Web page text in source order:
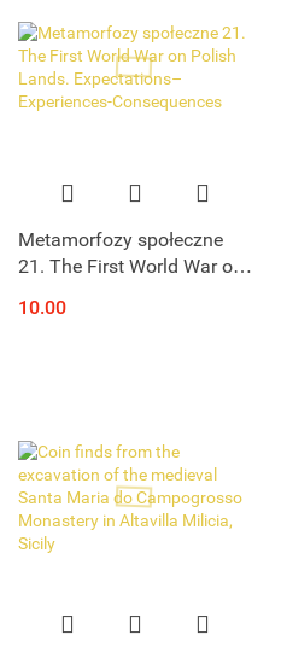
Metamorfozy społeczne
21. The First World War on
Expectations–Experiences-
10.00